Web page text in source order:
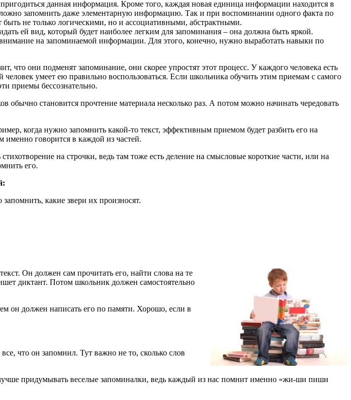
данная информация. Кроме того, каждая новая единица информации находится в
запомнить даже элементарную информацию. Так и при воспоминании одного факта по
быть не только логическими, но и ассоциативными, абстрактными.
ей вид, который будет наиболее легким для запоминания – она должна быть яркой.
на запоминаемой информации. Для этого, конечно, нужно выработать навыки по
что они подменят запоминание, они скорее упростят этот процесс. У каждого человека есть
умеет ею правильно воспользоваться. Если школьника обучить этим приемам с самого
приемы бессознательно.
становится прочтение материала несколько раз. А потом можно начинать чередовать
когда нужно запомнить какой-то текст, эффективным приемом будет разбить его на
говорится в каждой из частей.
на строчки, ведь там тоже есть деление на смысловые короткие части, или на
его.
какие звери их произносят.
Он должен сам прочитать его, найти слова на те
диктант. Потом школьник должен самостоятельно
он должен написать его по памяти. Хорошо, если в
что он запомнил. Тут важно не то, сколько слов
придумывать веселые запоминалки, ведь каждый из нас помнит именно «жи-ши пиши